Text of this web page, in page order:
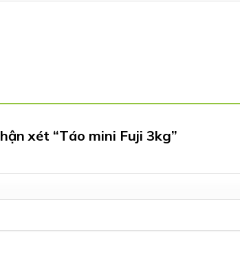
xét “Táo mini Fuji 3kg”